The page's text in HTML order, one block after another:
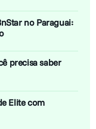
no Paraguai:
precisa saber
Elite com